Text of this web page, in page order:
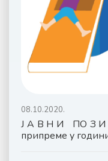
08.10.2020.
Ј А В Н И ПО З И В
припреме у